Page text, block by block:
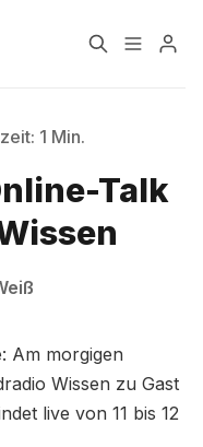
1 Min.
Talk
Am morgigen
Wissen zu Gast
live von 11 bis 12